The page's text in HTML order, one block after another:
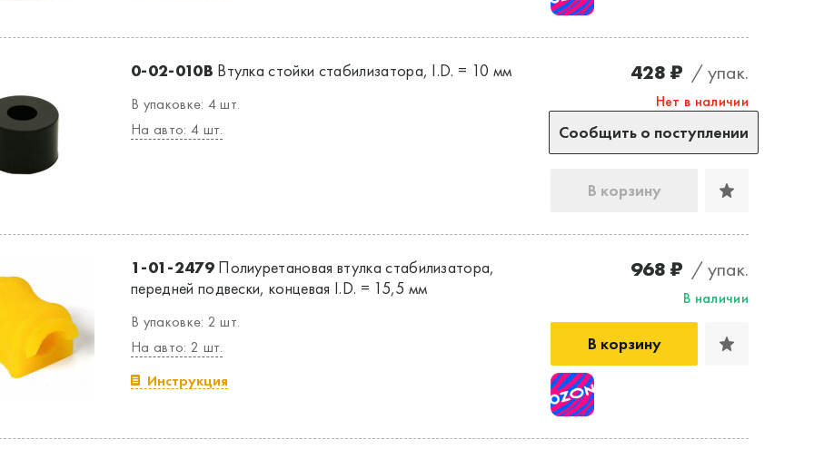
0-02-010B Втулка стойки стабилизатора, I.D. = 10 мм
В упаковке: 4 шт.
На авто: 4 шт.
428 ₽ / упак.
Нет в наличии
Сообщить о поступлении
В корзину
1-01-2479Полиуретановая втулка стабилизатора,
передней подвески, концевая I.D. = 15,5 мм
В упаковке: 2 шт.
На авто: 2 шт.
Инструкция
968 ₽ / упак.
В наличии
В корзину